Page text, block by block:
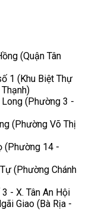
(Quận Tân
1 (Khu Biệt Thự
(Phường 3 -
(Phường Võ Thị
(Phường 14 -
(Phường Chánh
- X. Tân An Hội
Giao (Bà Rịa -